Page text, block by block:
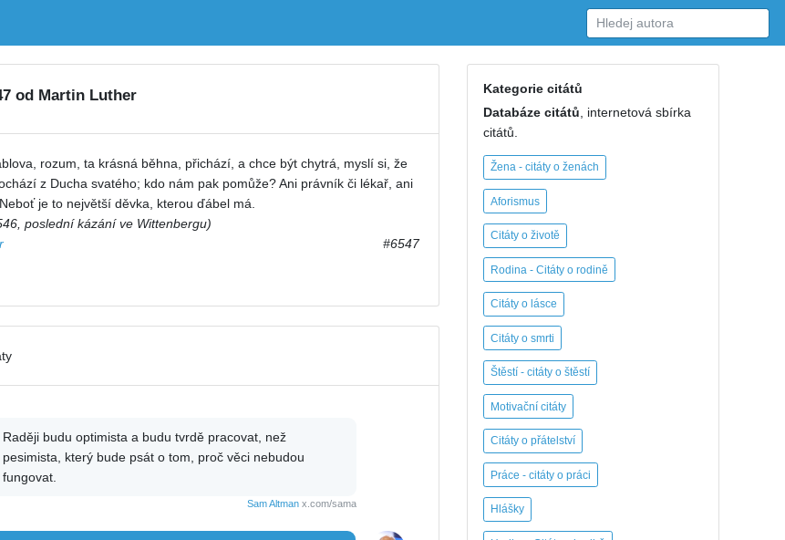
od Martin Luther
rozum, ta krásná běhna, přichází, a chce být chytrá, myslí si, že
z Ducha svatého; kdo nám pak pomůže? Ani právník či lékař, ani
je to největší děvka, kterou ďábel má.
poslední kázání ve Wittenbergu)
#6547
Raději budu optimista a budu tvrdě pracovat, než
pesimista, který bude psát o tom, proč věci nebudou
fungovat.
Sam Altmanx.com/sama
Kategorie citátů
Databáze citátů , internetová sbírka
citátů.
Žena - citáty o ženách
Aforismus
Citáty o životě
Rodina - Citáty o rodině
Citáty o lásce
Citáty o smrti
Štěstí - citáty o štěstí
Motivační citáty
Citáty o přátelství
Práce - citáty o práci
Hlášky